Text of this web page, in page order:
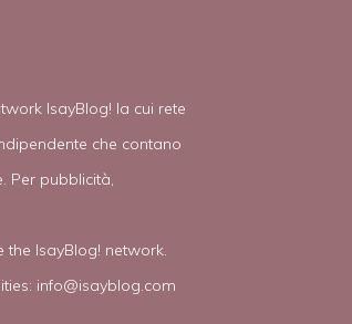
IsayBlog! la cui rete
che contano
Per pubblicità,
the IsayBlog! network.
info@isayblog.com